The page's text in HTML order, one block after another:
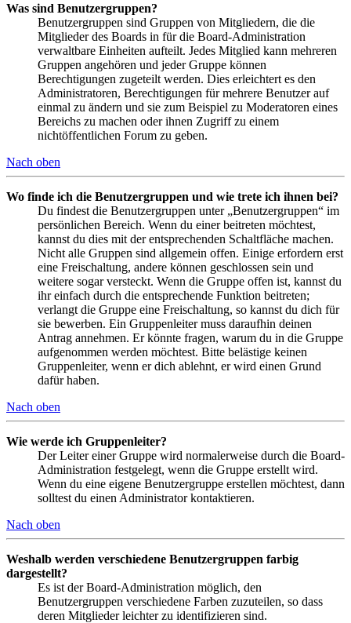
Was sind Benutzergruppen?
Benutzergruppen sind Gruppen von Mitgliedern, die die
Mitglieder des Boards in für die Board-Administration
verwaltbare Einheiten aufteilt. Jedes Mitglied kann mehreren
Gruppen angehören und jeder Gruppe können
Berechtigungen zugeteilt werden. Dies erleichtert es den
Administratoren, Berechtigungen für mehrere Benutzer auf
einmal zu ändern und sie zum Beispiel zu Moderatoren eines
Bereichs zu machen oder ihnen Zugriff zu einem
nichtöffentlichen Forum zu geben.
Nach oben
Wo finde ich die Benutzergruppen und wie trete ich ihnen bei?
Du findest die Benutzergruppen unter „Benutzergruppen“ im
persönlichen Bereich. Wenn du einer beitreten möchtest,
kannst du dies mit der entsprechenden Schaltfläche machen.
Nicht alle Gruppen sind allgemein offen. Einige erfordern erst
eine Freischaltung, andere können geschlossen sein und
weitere sogar versteckt. Wenn die Gruppe offen ist, kannst du
ihr einfach durch die entsprechende Funktion beitreten;
verlangt die Gruppe eine Freischaltung, so kannst du dich für
sie bewerben. Ein Gruppenleiter muss daraufhin deinen
Antrag annehmen. Er könnte fragen, warum du in die Gruppe
aufgenommen werden möchtest. Bitte belästige keinen
Gruppenleiter, wenn er dich ablehnt, er wird einen Grund
dafür haben.
Nach oben
Wie werde ich Gruppenleiter?
Der Leiter einer Gruppe wird normalerweise durch die Board-
Administration festgelegt, wenn die Gruppe erstellt wird.
Wenn du eine eigene Benutzergruppe erstellen möchtest, dann
solltest du einen Administrator kontaktieren.
Nach oben
Weshalb werden verschiedene Benutzergruppen farbig
dargestellt?
Es ist der Board-Administration möglich, den
Benutzergruppen verschiedene Farben zuzuteilen, so dass
deren Mitglieder leichter zu identifizieren sind.